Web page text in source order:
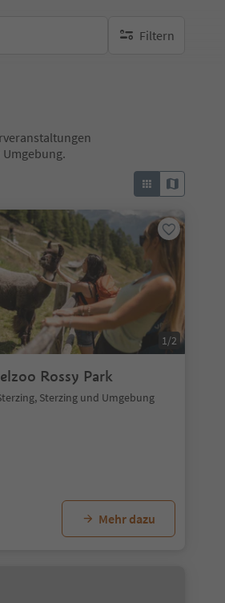
Filtern
keine aktiven Filte
1/2
Rossy Park
Sterzing und Umgebung
Mehr dazu